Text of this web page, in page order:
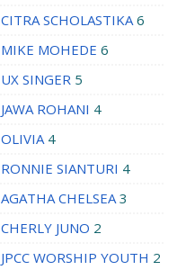
CITRA SCHOLASTIKA 6
MIKE MOHEDE 6
UX SINGER 5
JAWA ROHANI 4
OLIVIA 4
RONNIE SIANTURI 4
AGATHA CHELSEA 3
CHERLY JUNO 2
JPCC WORSHIP YOUTH 2